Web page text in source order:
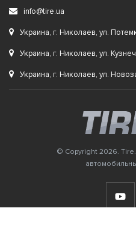
info@tire.ua
Украина, г. Николаев, ул.
Украина, г. Николаев, ул.
Украина, г. Николаев, ул.
© Copyright 2026.